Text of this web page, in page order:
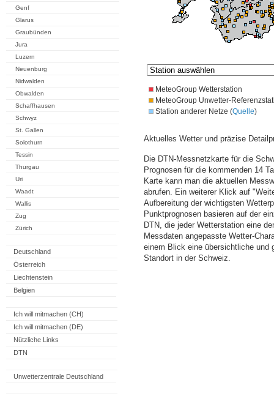
Genf
Glarus
Graubünden
Jura
Luzern
Neuenburg
Nidwalden
Obwalden
Schaffhausen
Schwyz
St. Gallen
Solothurn
Tessin
Thurgau
Uri
Waadt
Wallis
Zug
Zürich
Deutschland
Österreich
Liechtenstein
Belgien
Ich will mitmachen (CH)
Ich will mitmachen (DE)
Nützliche Links
DTN
Unwetterzentrale Deutschland
MeteoGroup Wetterstation
MeteoGroup Unwetter-
Station anderer Netze (Quelle)
Aktuelles Wetter und präzise
Die DTN-Messnetzkarte für die
Prognosen für die kommenden 14
Karte kann man die aktuellen
abrufen. Ein weiterer Klick auf
Aufbereitung der wichtigsten
Punktprognosen basieren auf der
DTN, die jeder Wetterstation eine
Messdaten angepasste Wetter-
einem Blick eine übersichtliche und
Standort in der Schweiz.